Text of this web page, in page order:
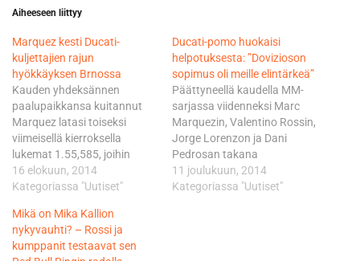
Aiheeseen liittyy
Marquez kesti Ducati-
kuljettajien rajun
hyökkäyksen Brnossa
Kauden yhdeksännen
paalupaikkansa kuitannut
Marquez latasi toiseksi
viimeisellä kierroksella
lukemat 1.55,585, joihin
muilla ei riittänyt enää ruutia
vastata. Maestrolle
heittivät Ducati-kuljettajat.
Tehdastallin Andrea
Dovizioso ajoi toiseksi ja
16 elokuun, 2014
Kategoriassa "Uutiset"
Ducati-pomo huokaisi
helpotuksesta: ”Dovizioson
sopimus oli meille elintärkeä”
Päättyneellä kaudella MM-
sarjassa viidenneksi Marc
Marquezin, Valentino Rossin,
Jorge Lorenzon ja Dani
Pedrosan takana
sijoittunutta Doviziosoa
houkuteltiin hanakasti myös
11 joulukuun, 2014
Kategoriassa "Uutiset"
Mikä on Mika Kallion
nykyvauhti? – Rossi ja
kumppanit testaavat sen